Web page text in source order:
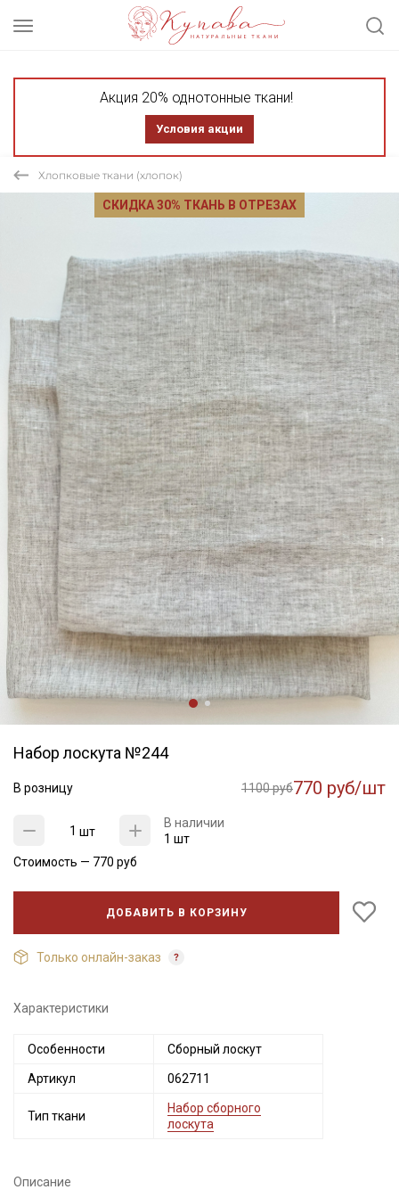
Акция 20% однотонные ткани!
Условия акции
Хлопковые ткани (хлопок)
СКИДКА 30% ТКАНЬ В ОТРЕЗАХ
Набор лоскута №244
В розницу 1100 руб770 руб/шт
шт
В наличии
1 шт
Стоимость — 770 руб
ДОБАВИТЬ В КОРЗИНУ
Только онлайн-заказ
Характеристики
Особенности Сборный лоскут
Артикул 062711
Тип ткани
Набор сборного
лоскута
Описание
Мы публикуем здесь дополнительные
промокоды и скидки до 30% на узкие
категории тканей